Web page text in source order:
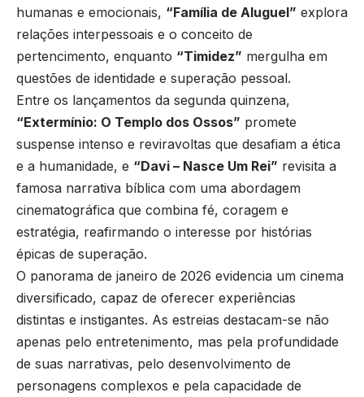
humanas e emocionais, “Família de Aluguel” explora
relações interpessoais e o conceito de
pertencimento, enquanto “Timidez” mergulha em
questões de identidade e superação pessoal.
Entre os lançamentos da segunda quinzena,
“Extermínio: O Templo dos Ossos” promete
suspense intenso e reviravoltas que desafiam a ética
e a humanidade, e “Davi – Nasce Um Rei” revisita a
famosa narrativa bíblica com uma abordagem
cinematográfica que combina fé, coragem e
estratégia, reafirmando o interesse por histórias
épicas de superação.
O panorama de janeiro de 2026 evidencia um cinema
diversificado, capaz de oferecer experiências
distintas e instigantes. As estreias destacam-se não
apenas pelo entretenimento, mas pela profundidade
de suas narrativas, pelo desenvolvimento de
personagens complexos e pela capacidade de